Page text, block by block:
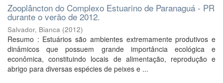
Zooplâncton do Complexo Estuarino de Paranaguá - PR
durante o verão de 2012.
Salvador, Bianca (2012)
Resumo : Estuários são ambientes extremamente produtivos e
dinâmicos que possuem grande importância ecológica e
econômica, constituindo locais de alimentação, reprodução e
abrigo para diversas espécies de peixes e ...